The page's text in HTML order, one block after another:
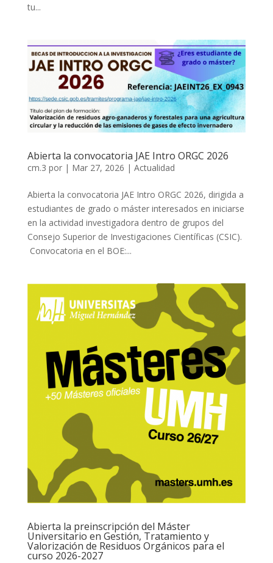
tu...
Abierta la convocatoria JAE Intro ORGC 2026
cm.3 por | Mar 27, 2026 | Actualidad
Abierta la convocatoria JAE Intro ORGC 2026, dirigida a
estudiantes de grado o máster interesados en iniciarse
en la actividad investigadora dentro de grupos del
Consejo Superior de Investigaciones Científicas (CSIC).
Convocatoria en el BOE:...
Abierta la preinscripción del Máster
Universitario en Gestión, Tratamiento y
Valorización de Residuos Orgánicos para el
curso 2026-2027